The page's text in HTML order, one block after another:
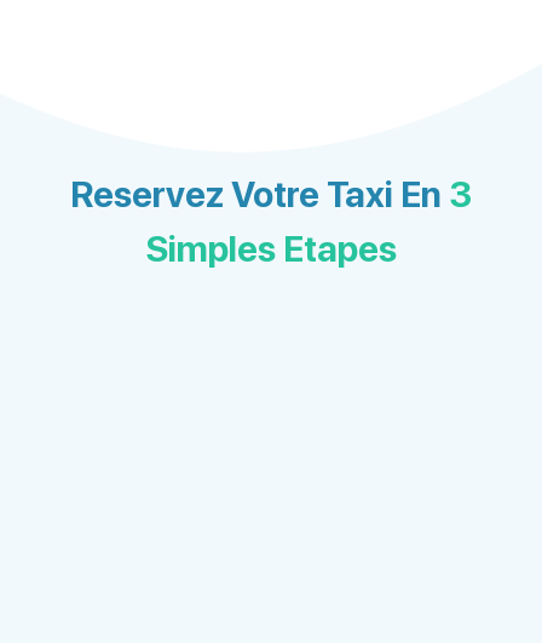
Reservez Votre Taxi En 3
Simples Etapes